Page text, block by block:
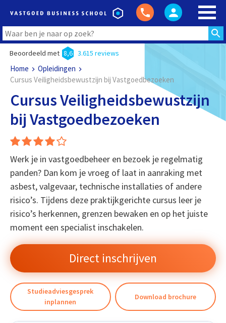
Beoordeeld met 8,6 3.615 reviews
Home
Opleidingen
Cursus Veiligheidsbewustzijn bij Vastgoedbezoeken
Cursus Veiligheidsbewustzijn
bij Vastgoedbezoeken
Werk je in vastgoedbeheer en bezoek je regelmatig
panden? Dan kom je vroeg of laat in aanraking met
asbest, valgevaar, technische installaties of andere
risico’s. Tijdens deze praktijkgerichte cursus leer je
risico’s herkennen, grenzen bewaken en op het juiste
moment een specialist inschakelen.
Download brochure
Studieadviesgesprek
inplannen
Direct inschrijven